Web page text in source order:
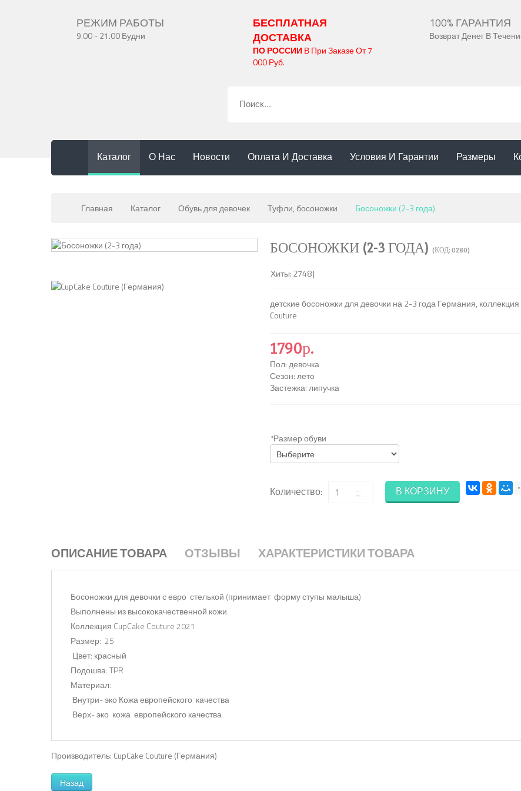
РЕЖИМ РАБОТЫ
9.00 - 21.00 Будни
БЕСПЛАТНАЯ
ДОСТАВКА
ПО РОССИИВ При Заказе От 7
000 Руб.
100% ГАРАНТИЯ
Возврат Денег В
Каталог О Нас Новости Оплата И Доставка Условия И Гарантии Размеры
Главная Каталог Обувь для девочек Туфли, босоножки Босоножки (2-3 года)
БОСОНОЖКИ (2-3 ГОДА) (КОД:0280)
Хиты:2748|
детские босоножки для девочки на 2-3 года Германия, коллекция
Couture
1790р.
Пол:девочка
Сезон:лето
Застежка:липучка
*Размер обуви
Количество: В КОРЗИНУ
ОПИСАНИЕ ТОВАРА ОТЗЫВЫ ХАРАКТЕРИСТИКИ ТОВАРА
Босоножки для девочки с евро стелькой (принимает форму ступы малыша)
Выполнены из высококачественной кожи.
Коллекция CupCake Couture 2021
Размер: 25
Цвет: красный
Подошва: TPR
Материал:
Внутри- эко Кожа европейского качества
Верх- эко кожа европейского качества
Производитель: CupCake Couture (Германия)